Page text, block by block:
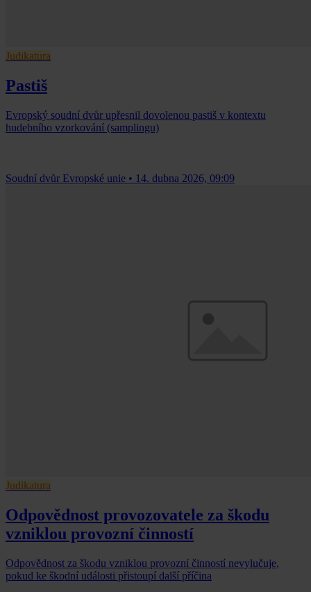
Judikatura
Pastiš
Evropský soudní dvůr upřesnil dovolenou pastiš v kontextu
hudebního vzorkování (samplingu)
Soudní dvůr Evropské unie • 14. dubna 2026, 09:09
Judikatura
Odpovědnost provozovatele za škodu
vzniklou provozní činností
Odpovědnost za škodu vzniklou provozní činností nevylučuje,
pokud ke škodní události přistoupí další příčina